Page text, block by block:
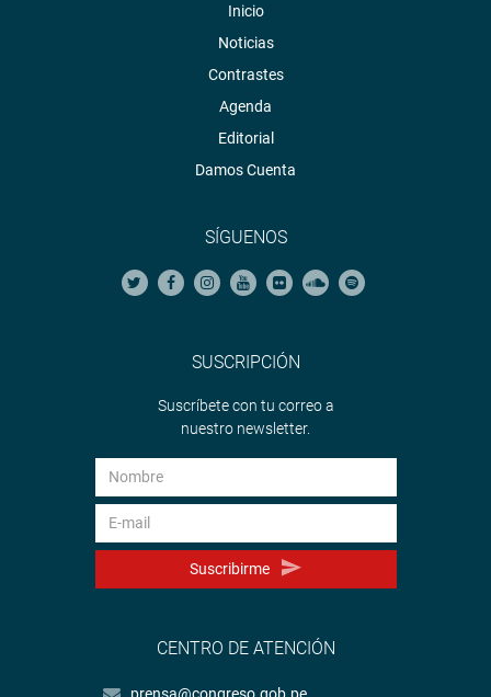
Inicio
Noticias
Contrastes
Agenda
Editorial
Damos Cuenta
SÍGUENOS
SUSCRIPCIÓN
Suscríbete con tu correo a
nuestro newsletter.
Suscribirme
CENTRO DE ATENCIÓN